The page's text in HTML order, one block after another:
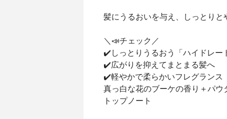
髪にうるおいを与え、しっとり
＼📣チェック／
✔️しっとりうるおう「ハイドレー
✔️広がりを抑えてまとまる髪へ
✔️軽やかで柔らかいフレグランス
真っ白な花のブーケの香り＋パ
トップノート